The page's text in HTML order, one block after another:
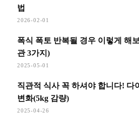
법
2026-02-01
폭식 폭토 반복될 경우 이렇게 해
관 3가지)
2025-05-01
직관적 식사 꼭 하셔야 합니다! 다
변화(5kg 감량)
2025-04-26